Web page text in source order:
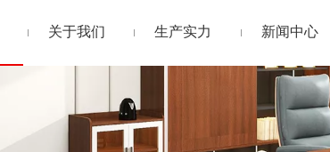
关于我们 生产实力 新闻中心